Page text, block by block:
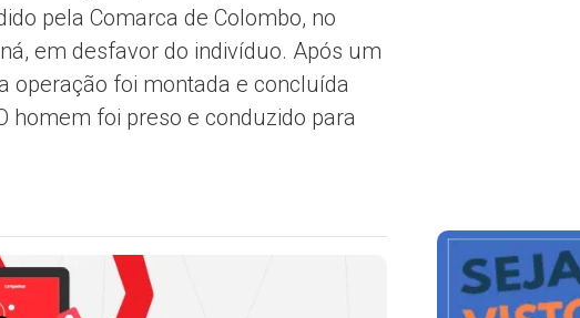
pela Comarca de Colombo, no
em desfavor do indivíduo. Após um
operação foi montada e concluída
homem foi preso e conduzido para